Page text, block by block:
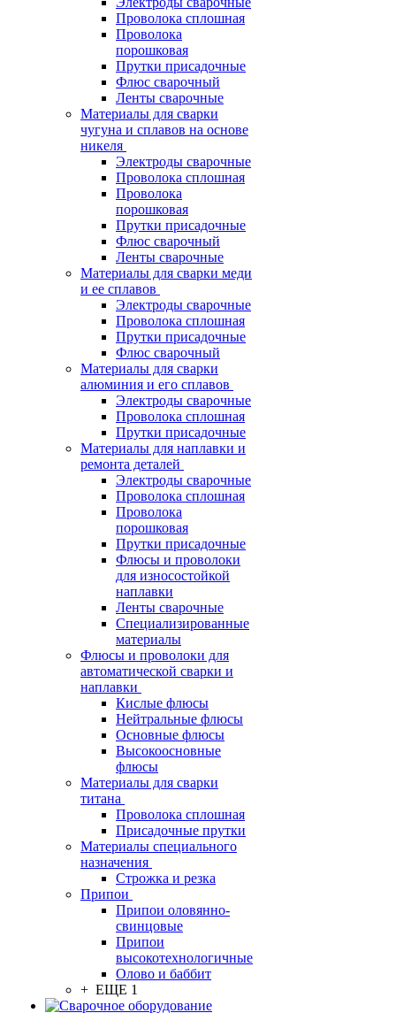
Проволока сплошная
Проволока
порошковая
Прутки присадочные
Флюс сварочный
Ленты сварочные
Материалы для сварки
чугуна и сплавов на основе
никеля
Электроды сварочные
Проволока сплошная
Проволока
порошковая
Прутки присадочные
Флюс сварочный
Ленты сварочные
Материалы для сварки меди
и ее сплавов
Электроды сварочные
Проволока сплошная
Прутки присадочные
Флюс сварочный
Материалы для сварки
алюминия и его сплавов
Электроды сварочные
Проволока сплошная
Прутки присадочные
Материалы для наплавки и
ремонта деталей
Электроды сварочные
Проволока сплошная
Проволока
порошковая
Прутки присадочные
Флюсы и проволоки
для износостойкой
наплавки
Ленты сварочные
Специализированные
материалы
Флюсы и проволоки для
автоматической сварки и
наплавки
Кислые флюсы
Нейтральные флюсы
Основные флюсы
Высокоосновные
флюсы
Материалы для сварки
титана
Проволока сплошная
Присадочные прутки
Материалы специального
назначения
Строжка и резка
Припои
Припои оловянно-
свинцовые
Припои
высокотехнологичные
Олово и баббит
+ ЕЩЕ 1